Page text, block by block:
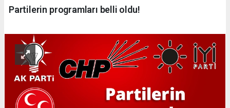
Partilerin programları belli oldu!